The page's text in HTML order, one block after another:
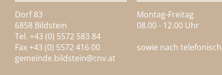
Dorf 83
6858 Bildstein
Tel. +43 (0) 5572 583 84
Fax +43 (0) 5572 416 00
gemeinde.bildstein@cnv.at
Montag-Freitag
08.00 - 12.00 Uhr
sowie nach